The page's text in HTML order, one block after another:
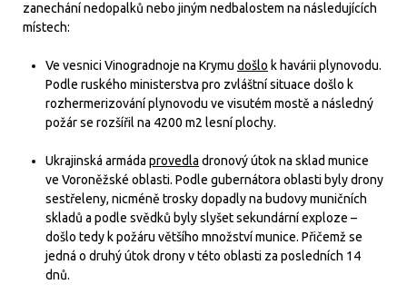
zanechání nedopalků nebo jiným nedbalostem na následujících
místech:
Ve vesnici Vinogradnoje na Krymu došlo k havárii plynovodu.
Podle ruského ministerstva pro zvláštní situace došlo k
rozhermerizování plynovodu ve visutém mostě a následný
požár se rozšířil na 4200 m2 lesní plochy.
Ukrajinská armáda provedla dronový útok na sklad munice
ve Voroněžské oblasti. Podle gubernátora oblasti byly drony
sestřeleny, nicméně trosky dopadly na budovy muničních
skladů a podle svědků byly slyšet sekundární exploze –
došlo tedy k požáru většího množství munice. Přičemž se
jedná o druhý útok drony v této oblasti za posledních 14
dnů.